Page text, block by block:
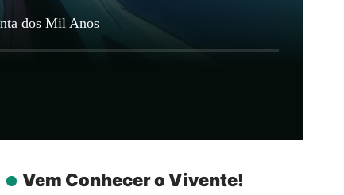
dos Mil Anos
Vem Conhecer o Vivente!